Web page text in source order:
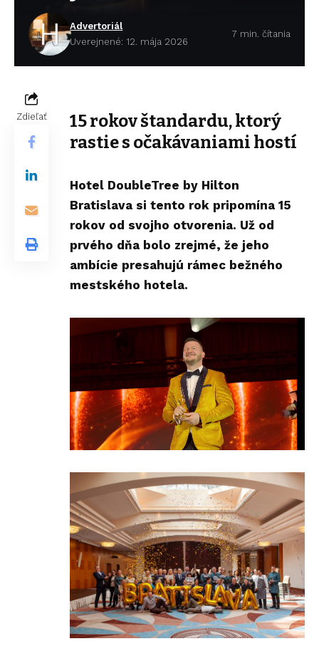
Advertoriál
Uverejnené: 12. mája 2026
7 min. čítania
Zdieľať
15 rokov štandardu, ktorý
rastie s očakávaniami hostí
Hotel DoubleTree by Hilton
Bratislava si tento rok pripomína 15
rokov od svojho otvorenia. Už od
prvého dňa bolo zrejmé, že jeho
ambície presahujú rámec bežného
mestského hotela.